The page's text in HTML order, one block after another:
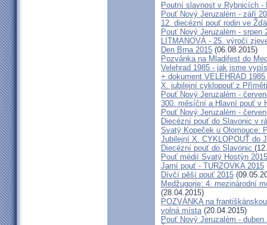
Poutní slavnost v Rybnicích -
Pouť Nový Jeruzalém - září
12. diecézní pouť rodin ve
Pouť Nový Jeruzalém - srpen
LITMANOVÁ - 25. výročí
Den Brna 2015 (06.08.2015)
Pozvánka na Mladifest do
Velehrad 1985 - jak jsme
+ dokument VELEHRAD
X. jubilejní cyklopouť z
Pouť Nový Jeruzalém -
300. měsíční a Hlavní pouť v
Pouť Nový Jeruzalém -
Diecézní pouť do Slavonic v
Svatý Kopeček u Olomouce:
Jubilejní X. CYKLOPOUŤ do
Diecézní pouť do Slavonic
Pouť médií Svatý Hostýn 2015
Jarní pouť - TURZOVKA 2015
Dívčí pěší pouť 2015
Medžugorje: 4. mezinárodní
(28.04.2015)
POZVÁNKA na
volná místa(20.04.2015)
Pouť Nový Jeruzalém - duben